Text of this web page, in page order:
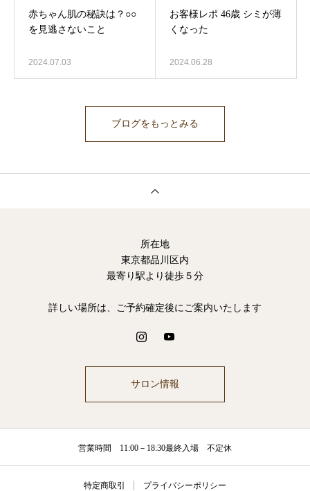
赤ちゃん肌の秘訣は？○○
を見逃さないこと
2024.07.03
お客様レポ 46歳 シミが薄
くなった
2024.06.28
ブログをもっとみる
所在地
東京都品川区内
最寄り駅より徒歩５分
詳しい場所は、ご予約確定後にご案内いたします
サロン情報
営業時間 11:00－18:30最終入場 不定休
特定商取引 プライバシーポリシー